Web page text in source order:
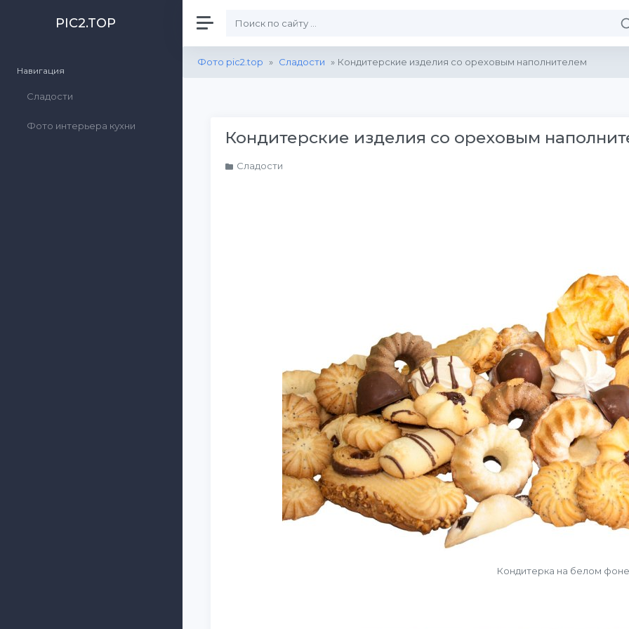
PIC2.TOP
Навигация
Сладости
Фото интерьера кухни
Фото pic2.top » Сладости » Кондитерские изделия со ореховым наполнителем
Кондитерские изделия со ореховым
Сладости
Кондитерка на белом фоне